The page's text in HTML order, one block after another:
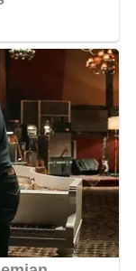
en tenue de
Ce clip, c’est un
battantes, à
bras malgré les